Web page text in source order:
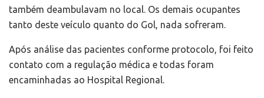
também deambulavam no local. Os demais ocupantes
tanto deste veículo quanto do Gol, nada sofreram.
Após análise das pacientes conforme protocolo, foi feito
contato com a regulação médica e todas foram
encaminhadas ao Hospital Regional.